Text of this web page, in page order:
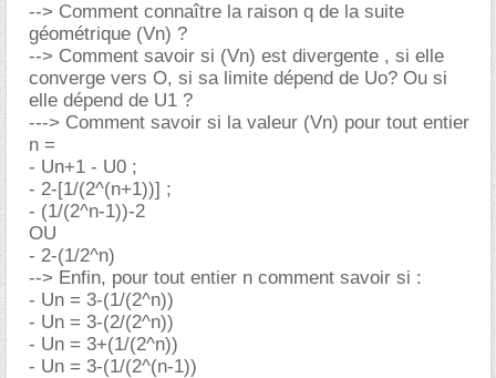
--> Comment connaître la raison q de la suite
géométrique (Vn) ?
--> Comment savoir si (Vn) est divergente , si elle
converge vers O, si sa limite dépend de Uo? Ou si
elle dépend de U1 ?
---> Comment savoir si la valeur (Vn) pour tout entier
n =
- Un+1 - U0 ;
- 2-[1/(2^(n+1))] ;
- (1/(2^n-1))-2
OU
- 2-(1/2^n)
--> Enfin, pour tout entier n comment savoir si :
- Un = 3-(1/(2^n))
- Un = 3-(2/(2^n))
- Un = 3+(1/(2^n))
- Un = 3-(1/(2^(n-1))